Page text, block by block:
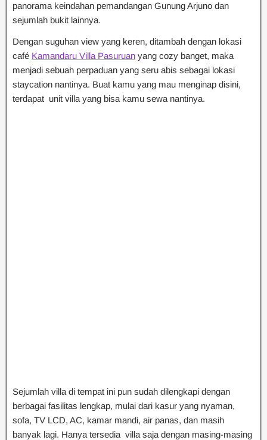
panorama keindahan pemandangan Gunung Arjuno dan
sejumlah bukit lainnya.
Dengan suguhan view yang keren, ditambah dengan lokasi
café Kamandaru Villa Pasuruan yang cozy banget, maka
menjadi sebuah perpaduan yang seru abis sebagai lokasi
staycation nantinya. Buat kamu yang mau menginap disini,
terdapat unit villa yang bisa kamu sewa nantinya.
Sejumlah villa di tempat ini pun sudah dilengkapi dengan
berbagai fasilitas lengkap, mulai dari kasur yang nyaman,
sofa, TV LCD, AC, kamar mandi, air panas, dan masih
banyak lagi. Hanya tersedia villa saja dengan masing-masing